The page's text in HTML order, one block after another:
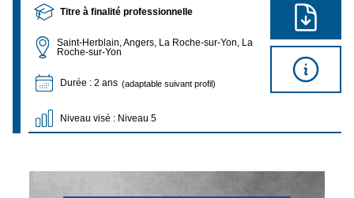
Titre à finalité professionnelle
Saint-Herblain, Angers, La Roche-sur-Yon, La
Roche-sur-Yon
Durée : 2 ans (adaptable suivant profil)
Niveau visé : Niveau 5